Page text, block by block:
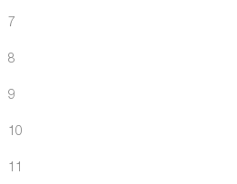
7
8
9
10
11